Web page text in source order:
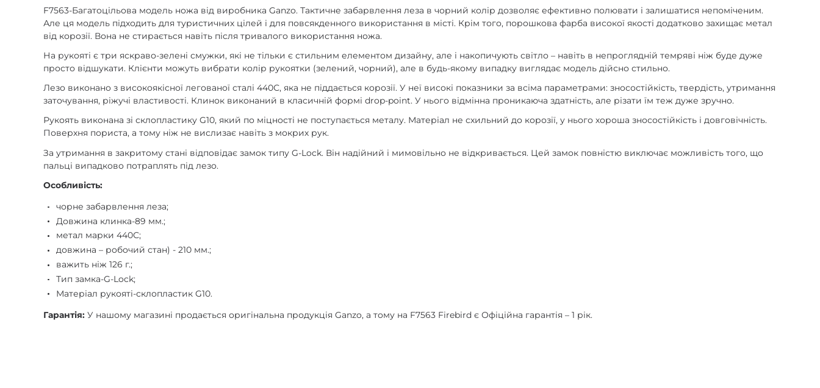
F7563-Багатоцільова модель ножа від виробника Ganzo. Тактичне забарвлення леза в чорний колір дозволяє ефективно полювати і залишатися непоміченим.
Але ця модель підходить для туристичних цілей і для повсякденного використання в місті. Крім того, порошкова фарба високої якості додатково захищає метал
від корозії. Вона не стирається навіть після тривалого використання ножа.
На рукояті є три яскраво-зелені смужки, які не тільки є стильним елементом дизайну, але і накопичують світло – навіть в непроглядній темряві ніж буде дуже
просто відшукати. Клієнти можуть вибрати колір рукоятки (зелений, чорний), але в будь-якому випадку виглядає модель дійсно стильно.
Лезо виконано з високоякісної легованої сталі 440С, яка не піддається корозії. У неї високі показники за всіма параметрами: зносостійкість, твердість, утримання
заточування, ріжучі властивості. Клинок виконаний в класичній формі drop-point. У нього відмінна проникаюча здатність, але різати їм теж дуже зручно.
Рукоять виконана зі склопластику G10, який по міцності не поступається металу. Матеріал не схильний до корозії, у нього хороша зносостійкість і довговічність.
Поверхня пориста, а тому ніж не вислизає навіть з мокрих рук.
За утримання в закритому стані відповідає замок типу G-Lock. Він надійний і мимовільно не відкривається. Цей замок повністю виключає можливість того, що
пальці випадково потраплять під лезо.
Особливість:
чорне забарвлення леза;
Довжина клинка-89 мм.;
метал марки 440С;
довжина – робочий стан) - 210 мм.;
важить ніж 126 г.;
Тип замка-G-Lock;
Матеріал рукояті-склопластик G10.
Гарантія:У нашому магазині продається оригінальна продукція Ganzo, а тому на F7563 Firebird є Офіційна гарантія – 1 рік.